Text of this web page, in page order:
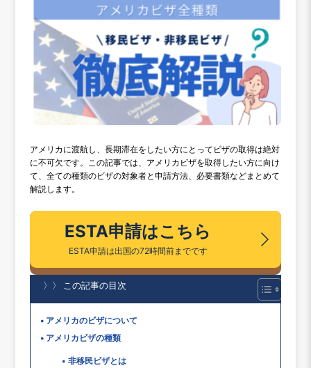
アメリカに渡航し、長期滞在をしたい方にとってビザの取得は絶対
に不可欠です。この記事では、アメリカビザを取得したい方に向け
て、全ての種類のビザの対象者と申請方法、必要書類などまとめて
解説します。
ESTA申請はこちら
ESTA申請は出国の72時間前までです
〉〉 この記事の目次
アメリカのビザについて
アメリカビザの種類
非移民ビザとは